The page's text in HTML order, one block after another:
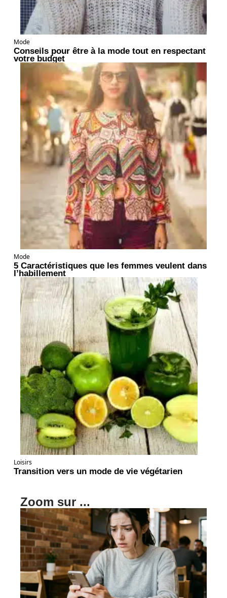
Mode
Conseils pour être à la mode tout en respectant
votre budget
Mode
5 Caractéristiques que les femmes veulent dans
l’habillement
Loisirs
Transition vers un mode de vie végétarien
Zoom sur ...